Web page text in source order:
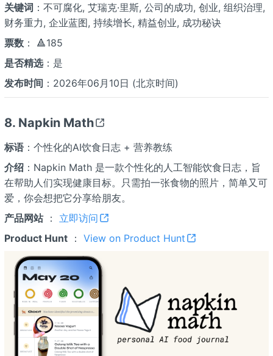
关键词 ：不可腐化, 艾瑞克·里斯, 公司的成功, 创业, 组织治理,
财务重力, 企业蓝图, 持续增长, 精益创业, 成功秘诀
票数： 🔺185
是否精选：是
发布时间 ：2026年06月10日 (北京时间)
8. Napkin Math
标语：个性化的AI饮食日志 + 营养教练
介绍：Napkin Math 是一款个性化的人工智能饮食日志，旨
在帮助人们实现健康目标。只需拍一张食物的照片，简单又可
爱，你会想把它分享给朋友。
产品网站： 立即访问
Product Hunt： View on Product Hunt